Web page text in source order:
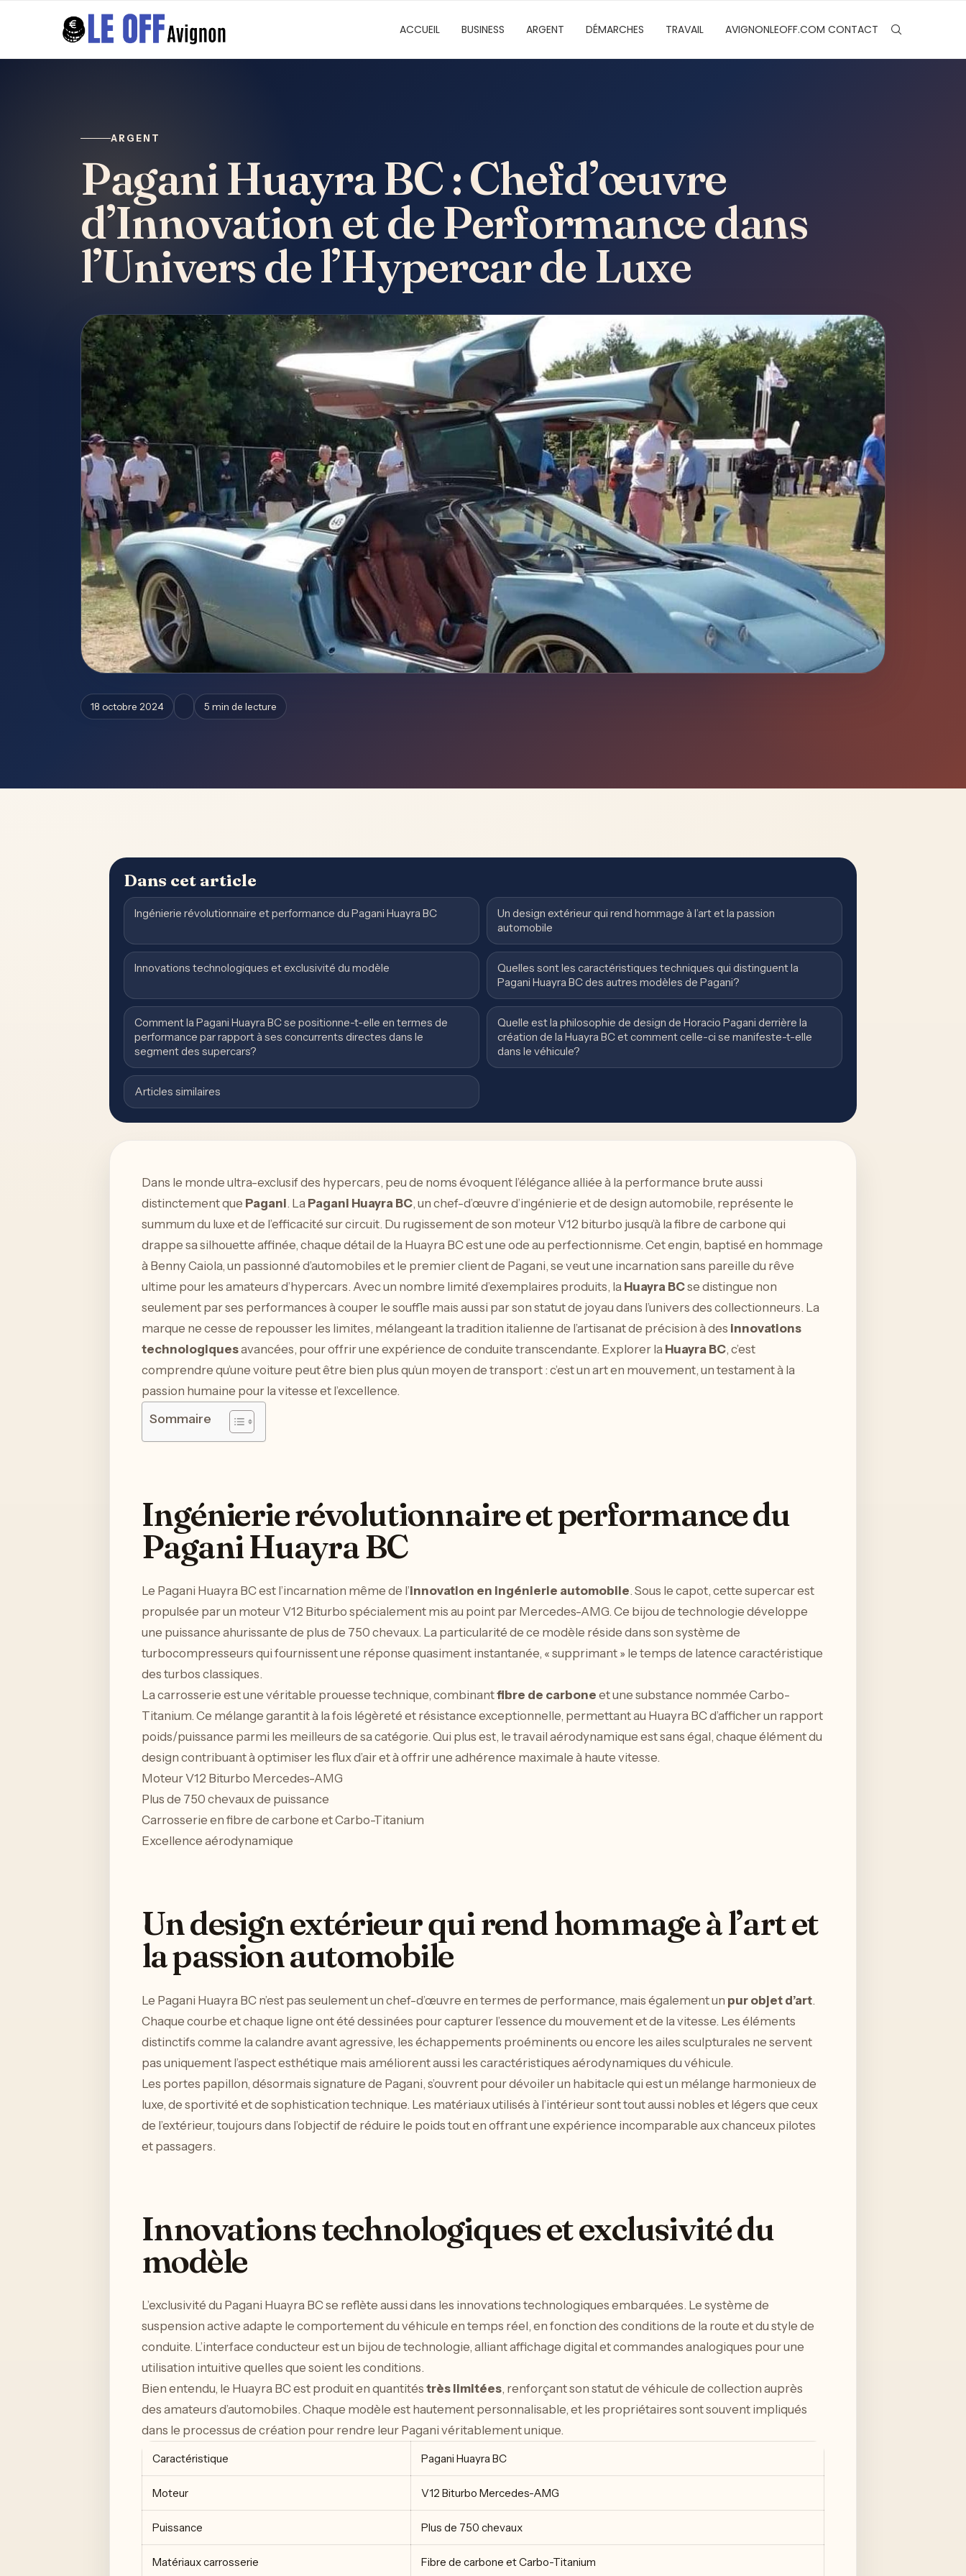
ACCUEIL BUSINESS ARGENT DÉMARCHES TRAVAIL AVIGNONLEOFF.COM CONTACT
ARGENT
Pagani Huayra BC : Chefd’œuvre
d’Innovation et de Performance dans
l’Univers de l’Hypercar de Luxe
18 octobre 2024 5 min de lecture
Dans cet article
Ingénierie révolutionnaire et performance du Pagani Huayra BC
Un design extérieur qui rend hommage à l’art et la passion
automobile
Innovations technologiques et exclusivité du modèle
Quelles sont les caractéristiques techniques qui distinguent la
Pagani Huayra BC des autres modèles de Pagani?
Comment la Pagani Huayra BC se positionne-t-elle en termes de
performance par rapport à ses concurrents directes dans le
segment des supercars?
Quelle est la philosophie de design de Horacio Pagani derrière la
création de la Huayra BC et comment celle-ci se manifeste-t-elle
dans le véhicule?
Articles similaires
Dans le monde ultra-exclusif des hypercars, peu de noms évoquent l’élégance alliée à la performance brute aussi
distinctement que Pagani. La Pagani Huayra BC, un chef-d’œuvre d’ingénierie et de design automobile, représente le
summum du luxe et de l’efficacité sur circuit. Du rugissement de son moteur V12 biturbo jusqu’à la fibre de carbone qui
drappe sa silhouette affinée, chaque détail de la Huayra BC est une ode au perfectionnisme. Cet engin, baptisé en hommage
à Benny Caiola, un passionné d’automobiles et le premier client de Pagani, se veut une incarnation sans pareille du rêve
ultime pour les amateurs d’hypercars. Avec un nombre limité d’exemplaires produits, la Huayra BCse distingue non
seulement par ses performances à couper le souffle mais aussi par son statut de joyau dans l’univers des collectionneurs. La
marque ne cesse de repousser les limites, mélangeant la tradition italienne de l’artisanat de précision à des innovations
technologiquesavancées, pour offrir une expérience de conduite transcendante. Explorer la Huayra BC, c’est
comprendre qu’une voiture peut être bien plus qu’un moyen de transport : c’est un art en mouvement, un testament à la
passion humaine pour la vitesse et l’excellence.
Sommaire
Ingénierie révolutionnaire et performance du
Pagani Huayra BC
Le Pagani Huayra BC est l’incarnation même de l’innovation en ingénierie automobile. Sous le capot, cette supercar est
propulsée par un moteur V12 Biturbo spécialement mis au point par Mercedes-AMG. Ce bijou de technologie développe
une puissance ahurissante de plus de 750 chevaux. La particularité de ce modèle réside dans son système de
turbocompresseurs qui fournissent une réponse quasiment instantanée, « supprimant » le temps de latence caractéristique
des turbos classiques.
La carrosserie est une véritable prouesse technique, combinantfibre de carbone et une substance nommée Carbo-
Titanium. Ce mélange garantit à la fois légèreté et résistance exceptionnelle, permettant au Huayra BC d’afficher un rapport
poids/puissance parmi les meilleurs de sa catégorie. Qui plus est, le travail aérodynamique est sans égal, chaque élément du
design contribuant à optimiser les flux d’air et à offrir une adhérence maximale à haute vitesse.
Moteur V12 Biturbo Mercedes-AMG
Plus de 750 chevaux de puissance
Carrosserie en fibre de carbone et Carbo-Titanium
Excellence aérodynamique
Un design extérieur qui rend hommage à l’art et
la passion automobile
Le Pagani Huayra BC n’est pas seulement un chef-d’œuvre en termes de performance, mais également un pur objet d’art.
Chaque courbe et chaque ligne ont été dessinées pour capturer l’essence du mouvement et de la vitesse. Les éléments
distinctifs comme la calandre avant agressive, les échappements proéminents ou encore les ailes sculpturales ne servent
pas uniquement l’aspect esthétique mais améliorent aussi les caractéristiques aérodynamiques du véhicule.
Les portes papillon, désormais signature de Pagani, s’ouvrent pour dévoiler un habitacle qui est un mélange harmonieux de
luxe, de sportivité et de sophistication technique. Les matériaux utilisés à l’intérieur sont tout aussi nobles et légers que ceux
de l’extérieur, toujours dans l’objectif de réduire le poids tout en offrant une expérience incomparable aux chanceux pilotes
et passagers.
Innovations technologiques et exclusivité du
modèle
L’exclusivité du Pagani Huayra BC se reflète aussi dans les innovations technologiques embarquées. Le système de
suspension active adapte le comportement du véhicule en temps réel, en fonction des conditions de la route et du style de
conduite. L’interface conducteur est un bijou de technologie, alliant affichage digital et commandes analogiques pour une
utilisation intuitive quelles que soient les conditions.
Bien entendu, le Huayra BC est produit en quantités très limitées, renforçant son statut de véhicule de collection auprès
des amateurs d’automobiles. Chaque modèle est hautement personnalisable, et les propriétaires sont souvent impliqués
dans le processus de création pour rendre leur Pagani véritablement unique.
Caractéristique Pagani Huayra BC
Moteur V12 Biturbo Mercedes-AMG
Puissance Plus de 750 chevaux
Matériaux carrosserie Fibre de carbone et Carbo-Titanium